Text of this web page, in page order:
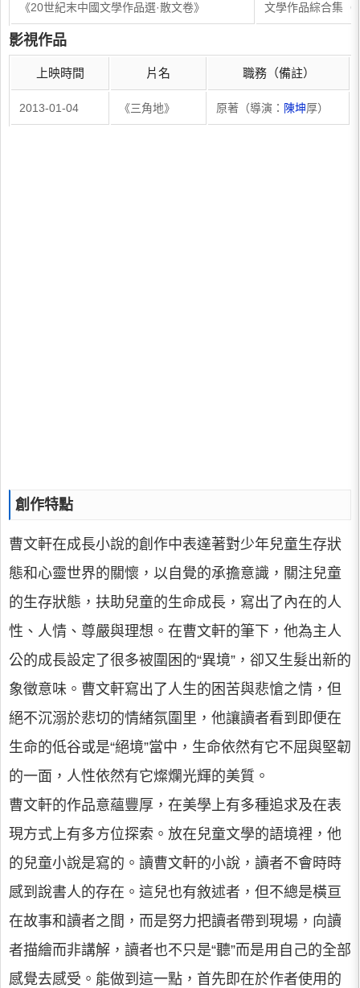
《20世紀末中國文學作品選·散文卷》 文學作品綜合集（
影視作品
上映時間 片名 職務（備註）
2013-01-04 《三角地》 原著（導演： 陳坤厚）
創作特點
曹文軒在成長小說的創作中表達著對少年兒童生存狀
態和心靈世界的關懷，以自覺的承擔意識，關注兒童
的生存狀態，扶助兒童的生命成長，寫出了內在的人
性、人情、尊嚴與理想。在曹文軒的筆下，他為主人
公的成長設定了很多被圍困的“異境”，卻又生髮出新的
象徵意味。曹文軒寫出了人生的困苦與悲愴之情，但
絕不沉溺於悲切的情緒氛圍里，他讓讀者看到即便在
生命的低谷或是“絕境”當中，生命依然有它不屈與堅韌
的一面，人性依然有它燦爛光輝的美質。
曹文軒的作品意蘊豐厚，在美學上有多種追求及在表
現方式上有多方位探索。放在兒童文學的語境裡，他
的兒童小說是寫的。讀曹文軒的小說，讀者不會時時
感到說書人的存在。這兒也有敘述者，但不總是橫亘
在故事和讀者之間，而是努力把讀者帶到現場，向讀
者描繪而非講解，讀者也不只是“聽”而是用自己的全部
感覺去感受。能做到這一點，首先即在於作者使用的